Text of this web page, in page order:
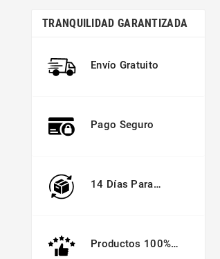
TRANQUILIDAD GARANTIZADA
Envío Gratuito
Pago Seguro
14 Días Para
Productos 100%